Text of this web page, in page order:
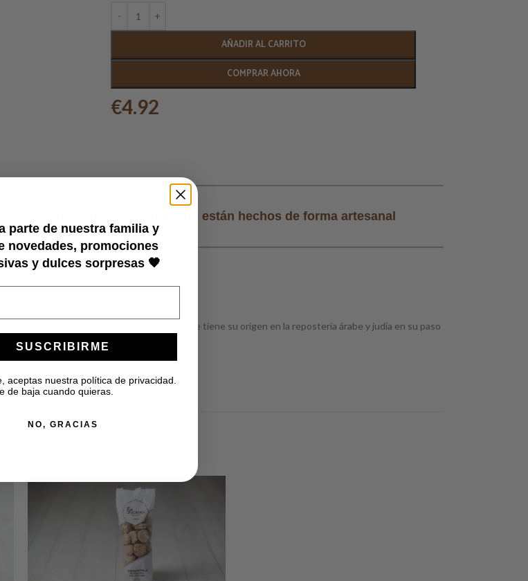
AÑADIR AL CARRITO
COMPRAR AHORA
€4.92
Todos nuestros productos están hechos de forma artesanal
POLÍTICAS DE ENVÍO
crujiente elaborada con almendras y que tiene su origen en la repostería árabe y judía en su paso
parte de nuestra familia y
novedades, promociones
y dulces sorpresas 🧡
SUSCRIBIRME
aceptas nuestra política de privacidad.
de baja cuando quieras.
NO, GRACIAS